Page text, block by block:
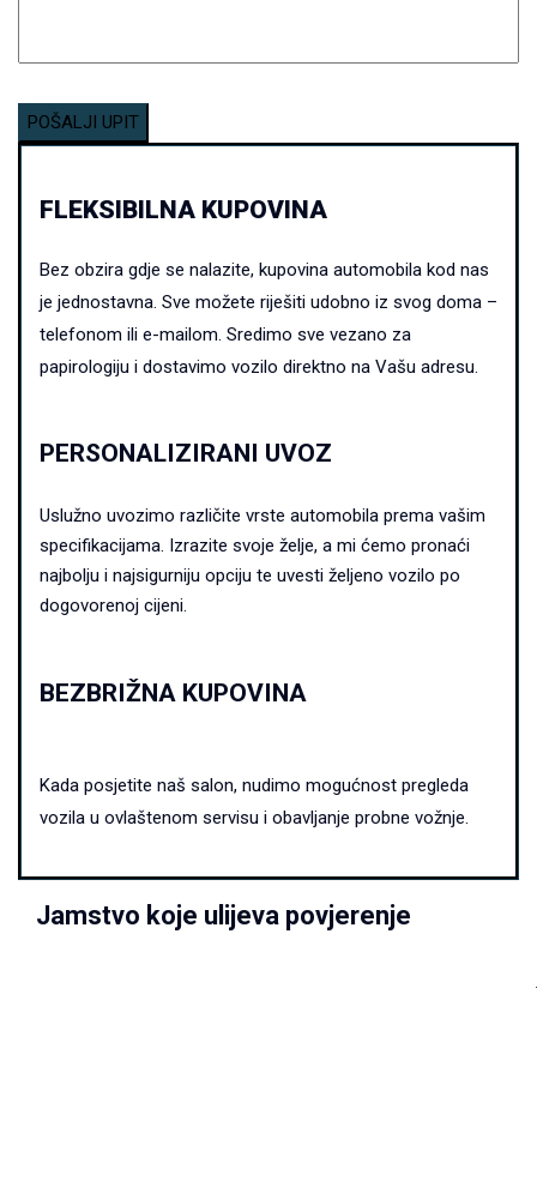
FLEKSIBILNA KUPOVINA
Bez obzira gdje se nalazite, kupovina automobila kod nas
je jednostavna. Sve možete riješiti udobno iz svog doma –
telefonom ili e-mailom. Sredimo sve vezano za
papirologiju i dostavimo vozilo direktno na Vašu adresu.
PERSONALIZIRANI UVOZ
Uslužno uvozimo različite vrste automobila prema vašim
specifikacijama. Izrazite svoje želje, a mi ćemo pronaći
najbolju i najsigurniju opciju te uvesti željeno vozilo po
dogovorenoj cijeni.
BEZBRIŽNA KUPOVINA
Kada posjetite naš salon, nudimo mogućnost pregleda
vozila u ovlaštenom servisu i obavljanje probne vožnje.
Jamstvo koje ulijeva povjerenje